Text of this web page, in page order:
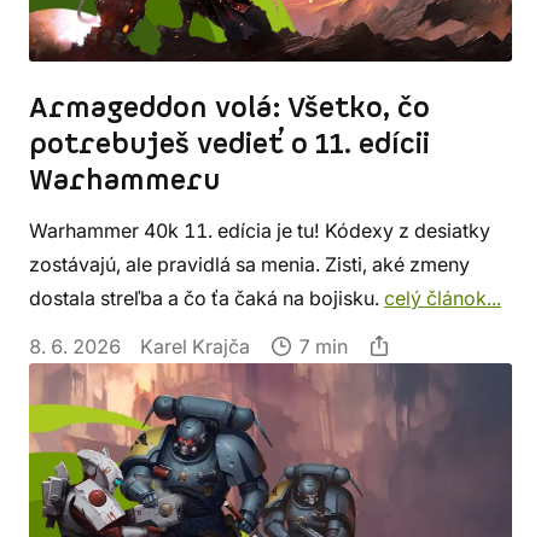
Armageddon volá: Všetko, čo
potrebuješ vedieť o 11. edícii
Warhammeru
Warhammer 40k 11. edícia je tu! Kódexy z desiatky
zostávajú, ale pravidlá sa menia. Zisti, aké zmeny
dostala streľba a čo ťa čaká na bojisku. celý článok...
8. 6. 2026
Karel Krajča 7 min